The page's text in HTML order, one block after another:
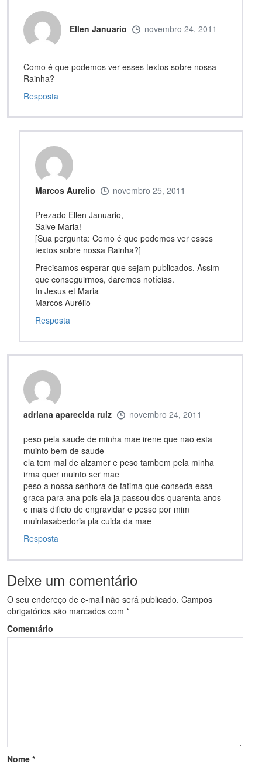
Ellen Januario novembro 24, 2011
Como é que podemos ver esses textos sobre nossa
Rainha?
Resposta
Marcos Aurelio novembro 25, 2011
Prezado Ellen Januario,
Salve Maria!
[Sua pergunta: Como é que podemos ver esses
textos sobre nossa Rainha?]
Precisamos esperar que sejam publicados. Assim
que conseguirmos, daremos notícias.
In Jesus et Maria
Marcos Aurélio
Resposta
adriana aparecida ruiz novembro 24, 2011
peso pela saude de minha mae irene que nao esta
muinto bem de saude
ela tem mal de alzamer e peso tambem pela minha
irma quer muinto ser mae
peso a nossa senhora de fatima que conseda essa
graca para ana pois ela ja passou dos quarenta anos
e mais dificio de engravidar e pesso por mim
muintasabedoria pla cuida da mae
Resposta
Deixe um comentário
O seu endereço de e-mail não será publicado. Campos
obrigatórios são marcados com *
Comentário
Nome *